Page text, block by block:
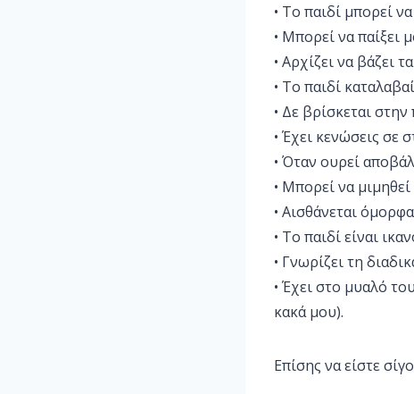
• Το παιδί μπορεί
• Μπορεί να παίξει
• Αρχίζει να βάζει
• Το παιδί
• Δε βρίσκεται
• Έχει κενώσεις σε
• Όταν ουρεί
• Μπορεί να
• Αισθάνεται
• Το παιδί είναι
• Γνωρίζει τη
• Έχει στο μυαλό
κακά μου).
Επίσης να είστε